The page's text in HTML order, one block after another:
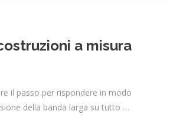
a misura
il passo per rispondere in modo
della banda larga su tutto …